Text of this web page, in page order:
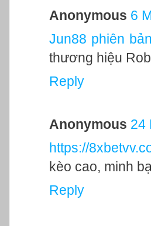
Anonymous 6
Jun88 phiên
thương hiệu
Reply
Anonymous 24
https://
kèo cao, minh
Reply